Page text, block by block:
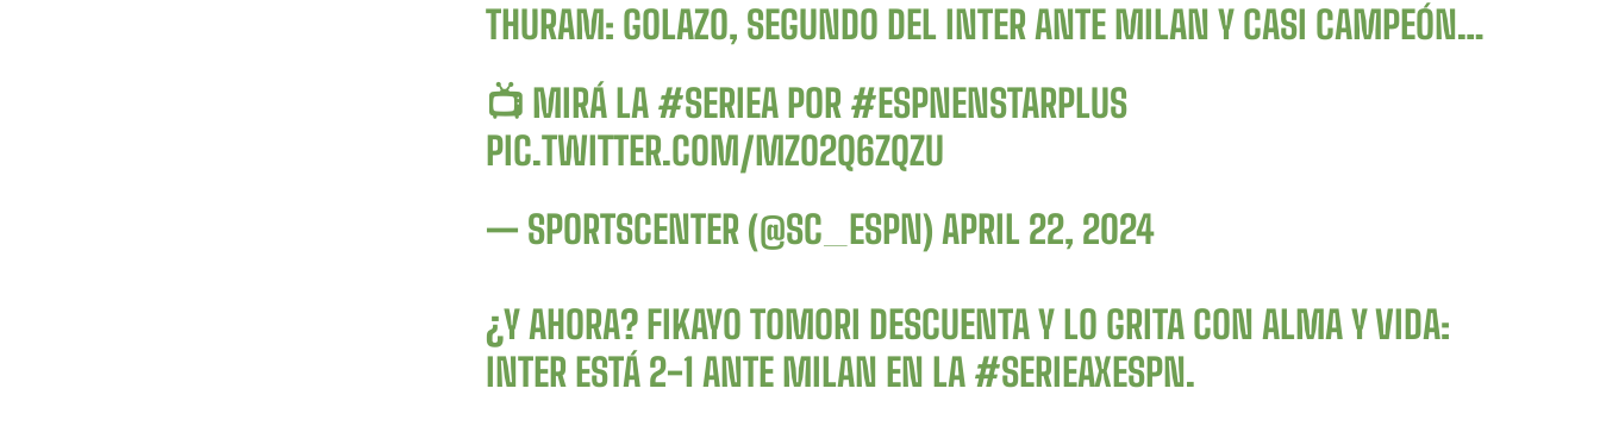
THURAM: GOLAZO, SEGUNDO DEL INTER ANTE MILAN Y CASI CAMPEÓN…
📺 MIRÁ LA #SERIEA POR #ESPNENSTARPLUS
PIC.TWITTER.COM/MZO2Q6ZQZU
— SPORTSCENTER (@SC_ESPN) APRIL 22, 2024
¿Y AHORA? FIKAYO TOMORI DESCUENTA Y LO GRITA CON ALMA Y VIDA:
INTER ESTÁ 2-1 ANTE MILAN EN LA #SERIEAXESPN.